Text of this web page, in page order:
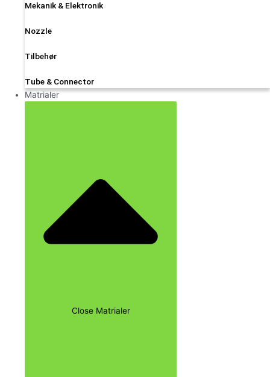
Mekanik & Elektronik
Nozzle
Tilbehør
Tube & Connector
Matrialer
Close Matrialer